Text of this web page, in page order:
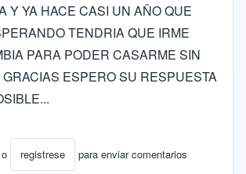
Y YA HACE CASI UN AÑO QUE
TENDRIA QUE IRME
PARA PODER CASARME SIN
ESPERO SU RESPUESTA
o registrese para enviar comentarios